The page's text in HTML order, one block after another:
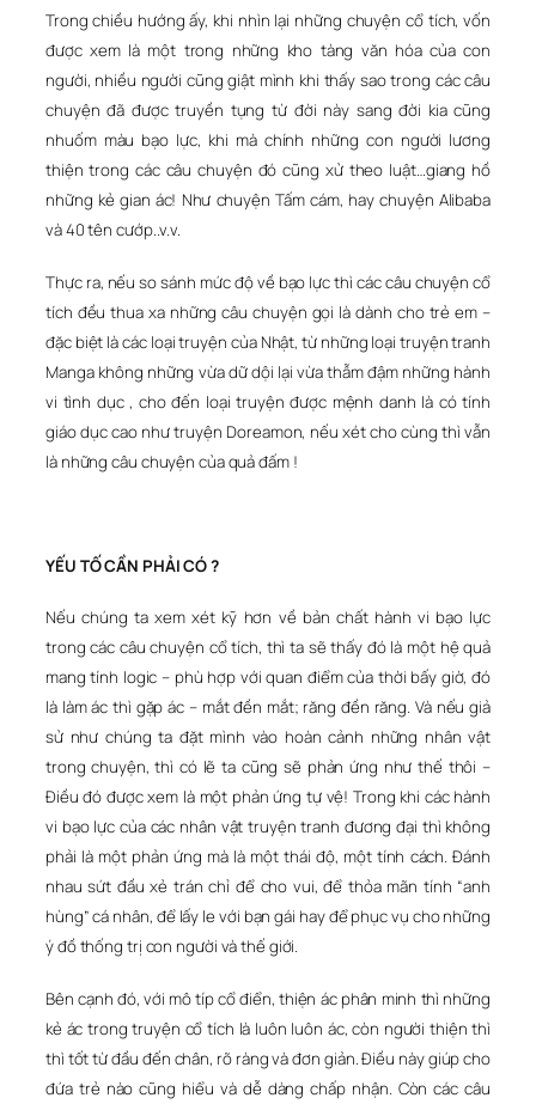
Trong chiều hướng ấy, khi nhìn lại những chuyện cổ tích, vốn
được xem là một trong những kho tàng văn hóa của con
người, nhiều người cũng giật mình khi thấy sao trong các câu
chuyện đã được truyền tụng từ đời này sang đời kia cũng
nhuốm màu bạo lực, khi mà chính những con người lương
thiện trong các câu chuyện đó cũng xử theo luật…giang hồ
những kẻ gian ác! Như chuyện Tấm cám, hay chuyện Alibaba
và 40 tên cướp..v.v.
Thực ra, nếu so sánh mức độ về bạo lực thì các câu chuyện cổ
tích đều thua xa những câu chuyện gọi là dành cho trẻ em –
đặc biệt là các loại truyện của Nhật, từ những loại truyện tranh
Manga không những vừa dữ dội lại vừa thẫm đậm những hành
vi tình dục , cho đến loại truyện được mệnh danh là có tính
giáo dục cao như truyện Doreamon, nếu xét cho cùng thì vẫn
là những câu chuyện của quả đấm !
YẾU TỐ CẦN PHẢI CÓ ?
Nếu chúng ta xem xét kỹ hơn về bản chất hành vi bạo lực
trong các câu chuyện cổ tích, thì ta sẽ thấy đó là một hệ quả
mang tính logic – phù hợp với quan điểm của thời bấy giờ, đó
là làm ác thì gặp ác – mắt đền mắt; răng đền răng. Và nếu giả
sử như chúng ta đặt mình vào hoàn cảnh những nhân vật
trong chuyện, thì có lẽ ta cũng sẽ phản ứng như thế thôi –
Điều đó được xem là một phản ứng tự vệ! Trong khi các hành
vi bạo lực của các nhân vật truyện tranh đương đại thì không
phải là một phản ứng mà là một thái độ, một tính cách. Đánh
nhau sứt đầu xẻ trán chỉ để cho vui, để thỏa mãn tính “anh
hùng” cá nhân, để lấy le với bạn gái hay để phục vụ cho những
ý đồ thống trị con người và thế giới.
Bên cạnh đó, với mô típ cổ điển, thiện ác phân minh thì những
kẻ ác trong truyện cổ tích là luôn luôn ác, còn người thiện thì
thì tốt từ đầu đến chân, rõ ràng và đơn giản. Điều này giúp cho
đứa trẻ nào cũng hiểu và dễ dàng chấp nhận. Còn các câu